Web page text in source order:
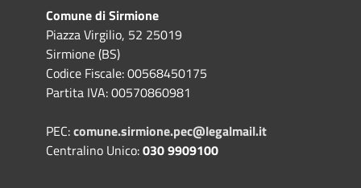
Comune di Sirmione
Piazza Virgilio, 52 25019
Sirmione (BS)
Codice Fiscale: 00568450175
Partita IVA: 00570860981
PEC:comune.sirmione.pec@legalmail.it
Centralino Unico:030 9909100